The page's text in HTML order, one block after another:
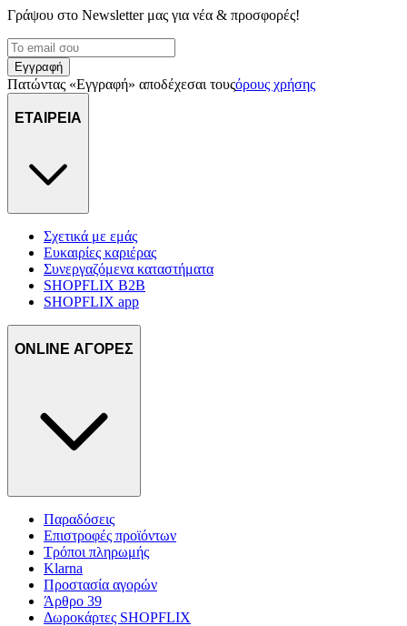
Γράψου στο Νewsletter μας για νέα & προσφορές!
Εγγραφή
Πατώντας «Εγγραφή» αποδέχεσαι τουςόρους χρήσης
ΕΤΑΙΡΕΙΑ
Σχετικά με εμάς
Ευκαιρίες καριέρας
Συνεργαζόμενα καταστήματα
SHOPFLIX B2B
SHOPFLIX app
ONLINE ΑΓΟΡΕΣ
Παραδόσεις
Επιστροφές προϊόντων
Τρόποι πληρωμής
Klarna
Προστασία αγορών
Άρθρο 39
Δωροκάρτες SHOPFLIX